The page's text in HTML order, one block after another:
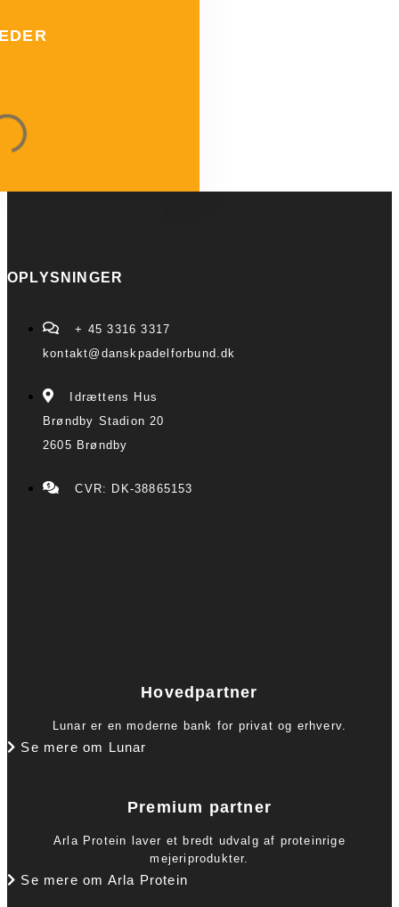
OPLYSNINGER
+ 45 3316 3317
kontakt@danskpadelforbund.dk
Idrættens Hus
Brøndby Stadion 20
2605 Brøndby
CVR: DK-38865153
Hovedpartner
Lunar er en moderne bank for privat og erhverv.
Se mere om Lunar
Premium partner
Arla Protein laver et bredt udvalg af proteinrige
mejeriprodukter.
Se mere om Arla Protein